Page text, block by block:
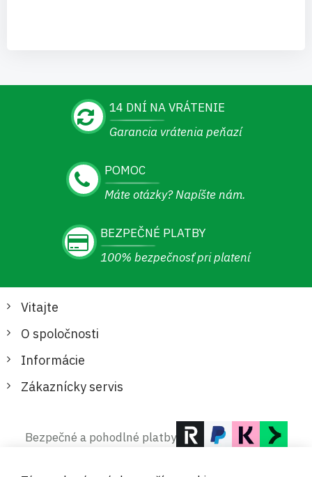
14 DNÍ NA VRÁTENIE
Garancia vrátenia peňazí
POMOC
Máte otázky? Napíšte nám.
BEZPEČNÉ PLATBY
100% bezpečnosť pri platení
Vitajte
O spoločnosti
Informácie
Zákaznícky servis
Bezpečné a pohodlné platby